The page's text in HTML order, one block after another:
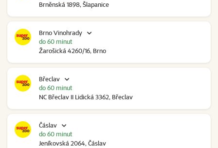
Brněnská 1898, Šlapanice
Brno Vinohrady
Žarošická 4260/16, Brno
do 60 minut
Břeclav
NC Břeclav II Lidická 3362, Břeclav
do 60 minut
Čáslav
Jeníkovská 2064, Čáslav
do 60 minut